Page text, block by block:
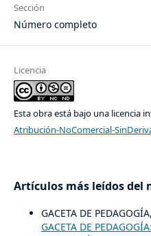
Sección
Número completo
Licencia
Esta obra está bajo una licencia
Atribución-NoComercial-
Artículos más leídos del
GACETA DE PEDAGOGÍA,
GACETA DE